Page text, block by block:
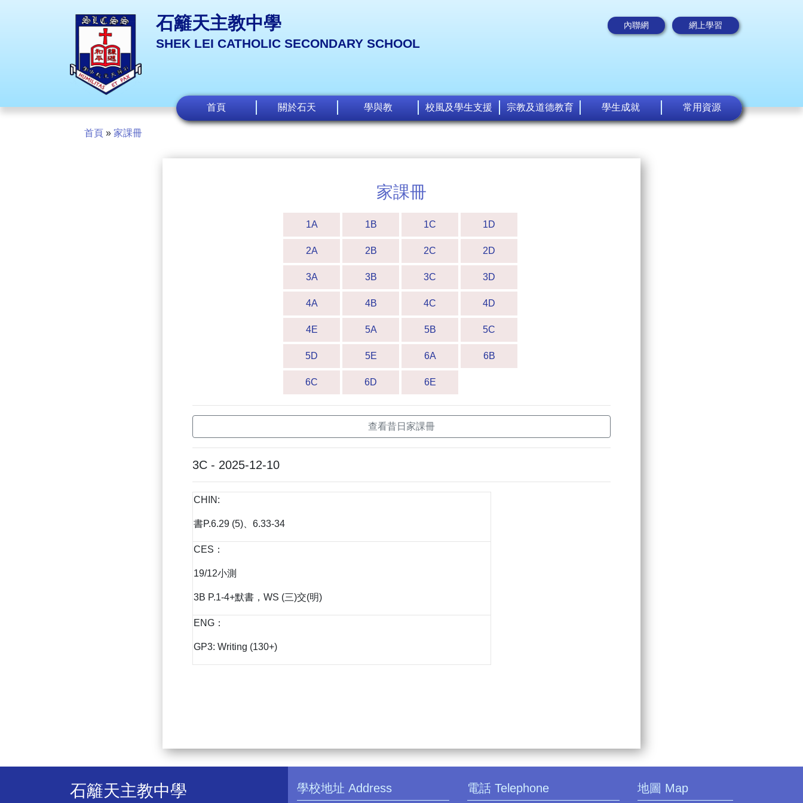
石籬天主教中學
SHEK LEI CATHOLIC SECONDARY SCHOOL
內聯網 網上學習
首頁 關於石天 學與教 校風及學生支援 宗教及道德教育 學生成就 常用資源
首頁 » 家課冊
家課冊
1A 1B 1C 1D
2A 2B 2C 2D
3A 3B 3C 3D
4A 4B 4C 4D
4E 5A 5B 5C
5D 5E 6A 6B
6C 6D 6E
查看昔日家課冊
3C - 2025-12-10
CHIN:
書P.6.29 (5)、6.33-34
CES：
19/12小測
3B P.1-4+默書，WS (三)交(明)
ENG：
GP3: Writing (130+)
石籬天主教中學 學校地址 Address 電話 Telephone 地圖 Map